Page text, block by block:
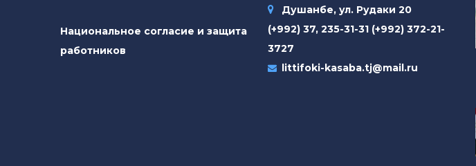
Национальное согласие и защита
работников
Душанбе, ул. Рудаки 20
(+992) 37, 235-31-31 (+992) 372-21-
3727
littifoki-kasaba.tj@mail.ru